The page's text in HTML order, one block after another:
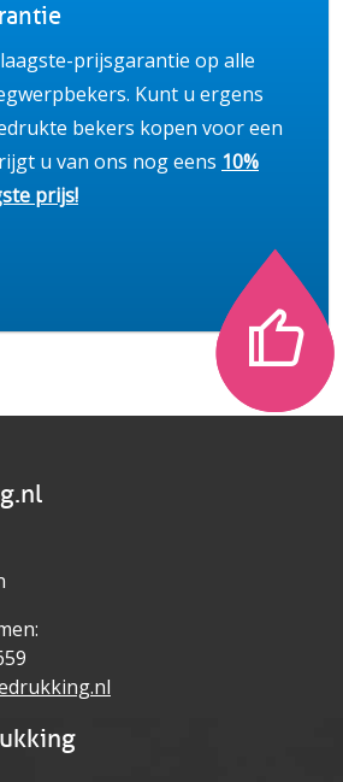
prijsgarantie op alle
Kunt u ergens
bekers kopen voor een
u van ons nog eens 10%
prijs!